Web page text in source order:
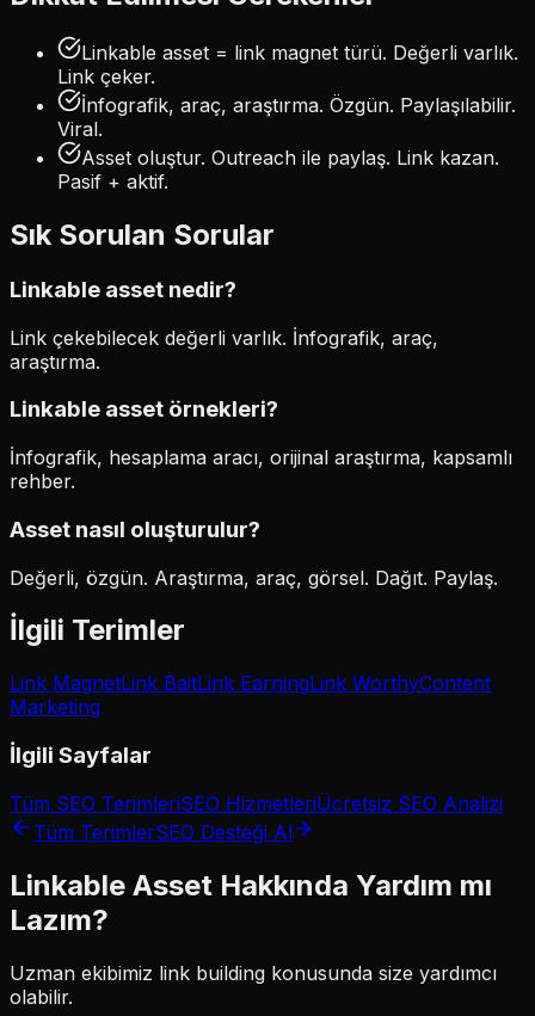
Linkable asset = link magnet türü. Değerli varlık.
Link çeker.
İnfografik, araç, araştırma. Özgün. Paylaşılabilir.
Viral.
Asset oluştur. Outreach ile paylaş. Link kazan.
Pasif + aktif.
Sık Sorulan Sorular
Linkable asset nedir?
Link çekebilecek değerli varlık. İnfografik, araç,
araştırma.
Linkable asset örnekleri?
İnfografik, hesaplama aracı, orijinal araştırma, kapsamlı
rehber.
Asset nasıl oluşturulur?
Değerli, özgün. Araştırma, araç, görsel. Dağıt. Paylaş.
İlgili Terimler
Link MagnetLink BaitLink EarningLink WorthyContent
Marketing
İlgili Sayfalar
Tüm SEO TerimleriSEO HizmetleriÜcretsiz SEO Analizi
Tüm TerimlerSEO Desteği Al
Linkable Asset Hakkında Yardım mı
Lazım?
Uzman ekibimiz link building konusunda size yardımcı
olabilir.